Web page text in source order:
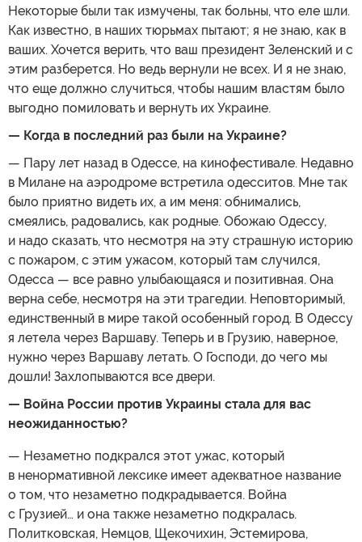
Некоторые были так измучены, так больны, что еле шли.
Как известно, в наших тюрьмах пытают; я не знаю, как в
ваших. Хочется верить, что ваш президент Зеленский и с
этим разберется. Но ведь вернули не всех. И я не знаю,
что еще должно случиться, чтобы нашим властям было
выгодно помиловать и вернуть их Украине.
— Когда в последний раз были на Украине?
— Пару лет назад в Одессе, на кинофестивале. Недавно
в Милане на аэродроме встретила одесситов. Мне так
было приятно видеть их, а им меня: обнимались,
смеялись, радовались, как родные. Обожаю Одессу,
и надо сказать, что несмотря на эту страшную историю
с пожаром, с этим ужасом, который там случился,
Одесса — все равно улыбающаяся и позитивная. Она
верна себе, несмотря на эти трагедии. Неповторимый,
единственный в мире такой особенный город. В Одессу
я летела через Варшаву. Теперь и в Грузию, наверное,
нужно через Варшаву летать. О Господи, до чего мы
дошли! Захлопываются все двери.
— Война России против Украины стала для вас
неожиданностью?
— Незаметно подкрался этот ужас, который
в ненормативной лексике имеет адекватное название
о том, что незаметно подкрадывается. Война
с Грузией… и она также незаметно подкралась.
Политковская, Немцов, Щекочихин, Эстемирова,